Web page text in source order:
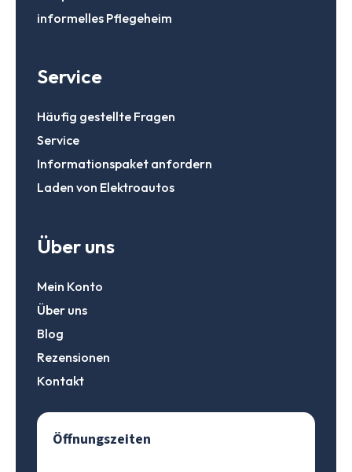
informelles Pflegeheim
Service
Häufig gestellte Fragen
Service
Informationspaket anfordern
Laden von Elektroautos
Über uns
Mein Konto
Über uns
Blog
Rezensionen
Kontakt
Öffnungszeiten